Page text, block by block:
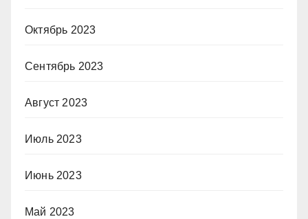
Октябрь 2023
Сентябрь 2023
Август 2023
Июль 2023
Июнь 2023
Май 2023